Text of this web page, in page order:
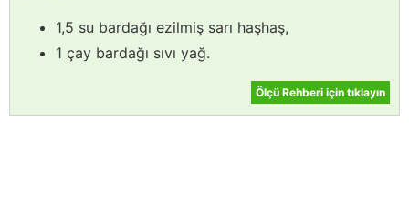
1,5 su bardağı ezilmiş sarı haşhaş,
1 çay bardağı sıvı yağ.
Ölçü Rehberi için tıklayın